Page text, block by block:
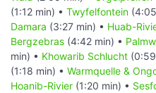
(1:12 min) • Twyfelfontein
Damara (3:27 min) • Huab-
Bergzebras (4:42 min) •
min) • Khowarib Schlucht
(1:18 min) • Warmquelle &
Hoanib-Rivier (1:20 min) •